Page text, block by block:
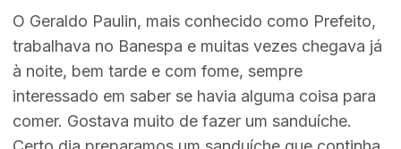
O Geraldo Paulin, mais conhecido como Prefeito,
trabalhava no Banespa e muitas vezes chegava já
à noite, bem tarde e com fome, sempre
interessado em saber se havia alguma coisa para
comer. Gostava muito de fazer um sanduíche.